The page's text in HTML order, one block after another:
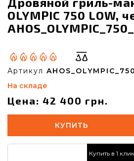
OLYMPIC 750 LOW,
Артикул
На складе
Цена: 42 400 грн.
КУПИТЬ
Купить в 1 клик